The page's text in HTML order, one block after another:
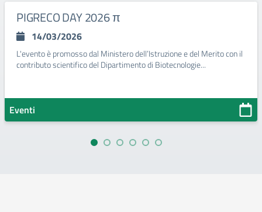
PIGRECO DAY 2026 π
14/03/2026
L'evento è promosso dal Ministero dell’Istruzione e del Merito con il
contributo scientifico del Dipartimento di Biotecnologie...
Eventi